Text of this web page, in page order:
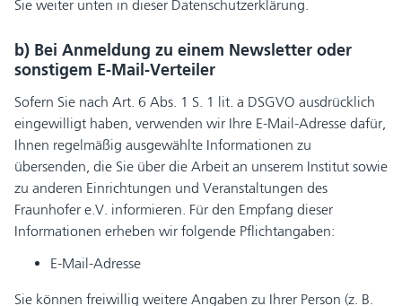
Sie weiter unten in dieser Datenschutzerklärung.
b) Bei Anmeldung zu einem Newsletter oder
sonstigem E-Mail-Verteiler
Sofern Sie nach Art. 6 Abs. 1 S. 1 lit. a DSGVO ausdrücklich
eingewilligt haben, verwenden wir Ihre E-Mail-Adresse dafür,
Ihnen regelmäßig ausgewählte Informationen zu
übersenden, die Sie über die Arbeit an unserem Institut sowie
zu anderen Einrichtungen und Veranstaltungen des
Fraunhofer e.V. informieren. Für den Empfang dieser
Informationen erheben wir folgende Pflichtangaben:
E-Mail-Adresse
Sie können freiwillig weitere Angaben zu Ihrer Person (z. B.